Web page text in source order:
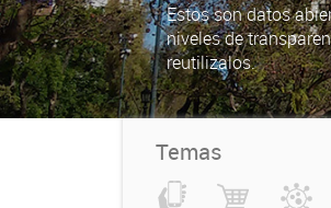
Estos son datos
niveles de
reutilizalos.
Temas